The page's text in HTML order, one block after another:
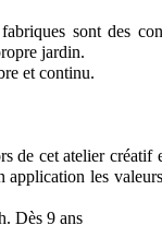
sont des
jardin.
et continu.
de cet atelier créatif
application les
Dès 9 ans